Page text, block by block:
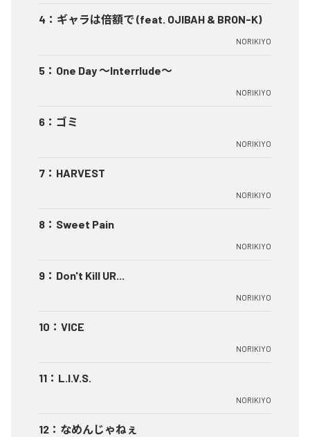
4 ： ギャラは倍額で (feat. OJIBAH & BRON-K)
NORIKIYO
5 ： One Day ～Interrlude～
NORIKIYO
6 ： ゴミ
NORIKIYO
7 ： HARVEST
NORIKIYO
8 ： Sweet Pain
NORIKIYO
9 ： Don't Kill UR...
NORIKIYO
10 ： VICE
NORIKIYO
11 ： L.I.V.S.
NORIKIYO
12 ： なめんじゃねぇ